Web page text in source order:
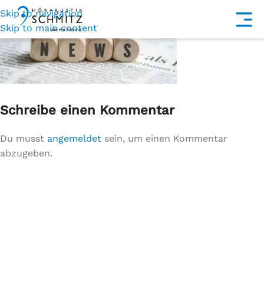
Skip to navigation
Skip to main content
Schreibe einen Kommentar
Du musst angemeldet sein, um einen Kommentar
abzugeben.